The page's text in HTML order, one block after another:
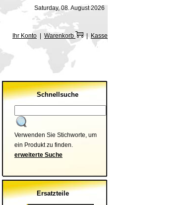
Saturday, 08. August 2026
Ihr Konto Warenkorb | Kasse
Schnellsuche
Verwenden Sie Stichworte, um
ein Produkt zu finden.
erweiterte Suche
Ersatzteile